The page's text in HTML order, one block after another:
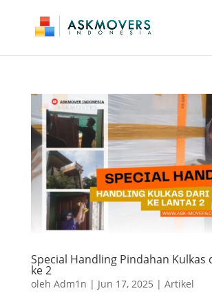
Special Handling Pindahan Kulkas
ke 2
oleh Adm1n | Jun 17, 2025 | Artikel